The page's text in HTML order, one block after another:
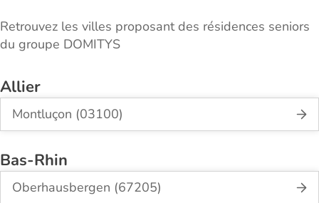
Retrouvez les villes proposant des résidences seniors
du groupe DOMITYS
Allier
Montluçon (03100)
Bas-Rhin
Oberhausbergen (67205)